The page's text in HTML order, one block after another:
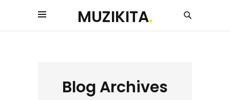
MUZIKITA.
Blog Archives